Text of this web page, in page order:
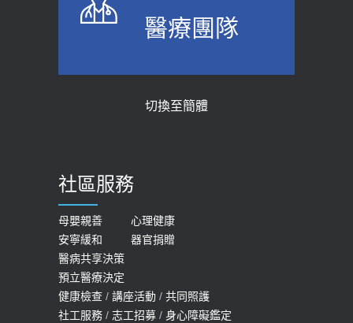
上班常待在冷氣房？小心泌尿道感染
醫示警：1病症嚴重恐喪命
2026-05-21
女性必看國健署公費懶人包！這幾項檢
查完全免費 沒做虧大了
2026-05-14
骨科魏志定主任接受專訪 【年代電視
質密度檢查！醫：注意5重點可逆轉
膝蓋退化有9大部位 骨科醫坦言：不
一定得換人工關節
2019-10-08
20歲迪士尼男星因癲癇猝逝 老人小
孩最好發、醫師點出8大前兆
2019-07-09
醫療團隊
切換至簡體
社區服務
母嬰親善
心理健康
安寧緩和
器官捐贈
醫病共享決策
預立醫療決定
健康檢查 / 講座活動 / 共同照護
社工服務 / 志工招募 / 身心障礙鑑定